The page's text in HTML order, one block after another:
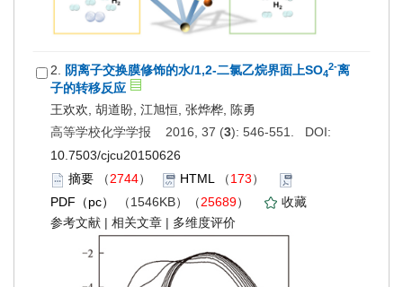
2. 阴离子交换膜修饰的水/1,2-二氯乙烷界面上SO4
2-离
子的转移反应
王欢欢, 胡道盼, 江旭恒, 张烨桦, 陈勇
高等学校化学学报 2016, 37 (3): 546-551. DOI:
10.7503/cjcu20150626
摘要 （2744） HTML（173）
PDF（pc）
（1546KB）（25689）
收藏
参考文献 | 相关文章 | 多维度评价